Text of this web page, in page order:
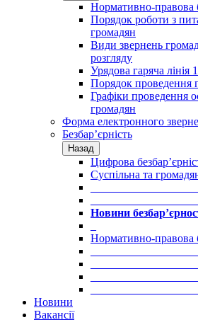
Нормативно-правова
Порядок роботи з
громадян
Види звернень
розгляду
Урядова гаряча лінія
Порядок проведення
Графіки проведення
громадян
Форма електронного
Безбар’єрність
Назад
Цифрова
Суспільна та
Новини
Нормативно-правова
Новини
Вакансії